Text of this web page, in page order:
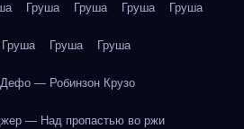
Груша Груша Груша Груша
Груша Груша Груша
— Робинзон Крузо
— Над пропастью во ржи